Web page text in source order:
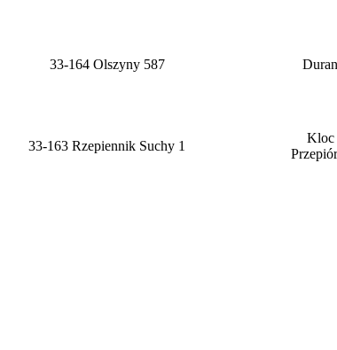
33-164 Olszyny 587
33-163 Rzepiennik Suchy 1
Kloc